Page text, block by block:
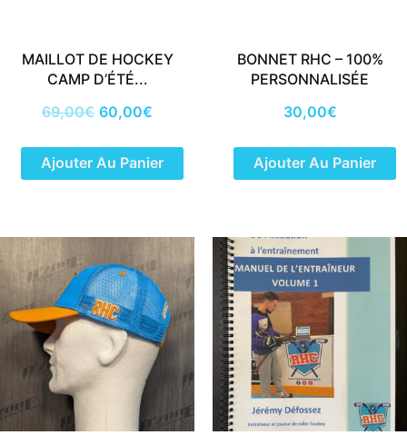
MAILLOT DE HOCKEY
CAMP D’ÉTÉ...
69,00€ 60,00€
Ajouter Au Panier
BONNET RHC – 100%
PERSONNALISÉE
30,00€
Ajouter Au Panier